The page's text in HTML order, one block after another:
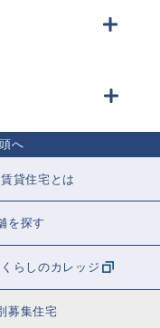
へ
貸住宅とは
を探す
らしのカレッジ
募集住宅